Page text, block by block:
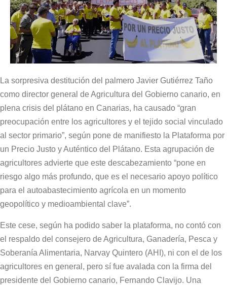
La sorpresiva destitución del palmero Javier Gutiérrez Taño
como director general de Agricultura del Gobierno canario, en
plena crisis del plátano en Canarias, ha causado “gran
preocupación entre los agricultores y el tejido social vinculado
al sector primario”, según pone de manifiesto la Plataforma por
un Precio Justo y Auténtico del Plátano. Esta agrupación de
agricultores advierte que este descabezamiento “pone en
riesgo algo más profundo, que es el necesario apoyo político
para el autoabastecimiento agrícola en un momento
geopolítico y medioambiental clave”.
Este cese, según ha podido saber la plataforma, no contó con
el respaldo del consejero de Agricultura, Ganadería, Pesca y
Soberanía Alimentaria, Narvay Quintero (AHI), ni con el de los
agricultores en general, pero sí fue avalada con la firma del
presidente del Gobierno canario, Fernando Clavijo. Una